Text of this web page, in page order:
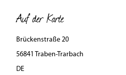
Auf der Karte
Brückenstraße 20
56841 Traben-Trarbach
DE